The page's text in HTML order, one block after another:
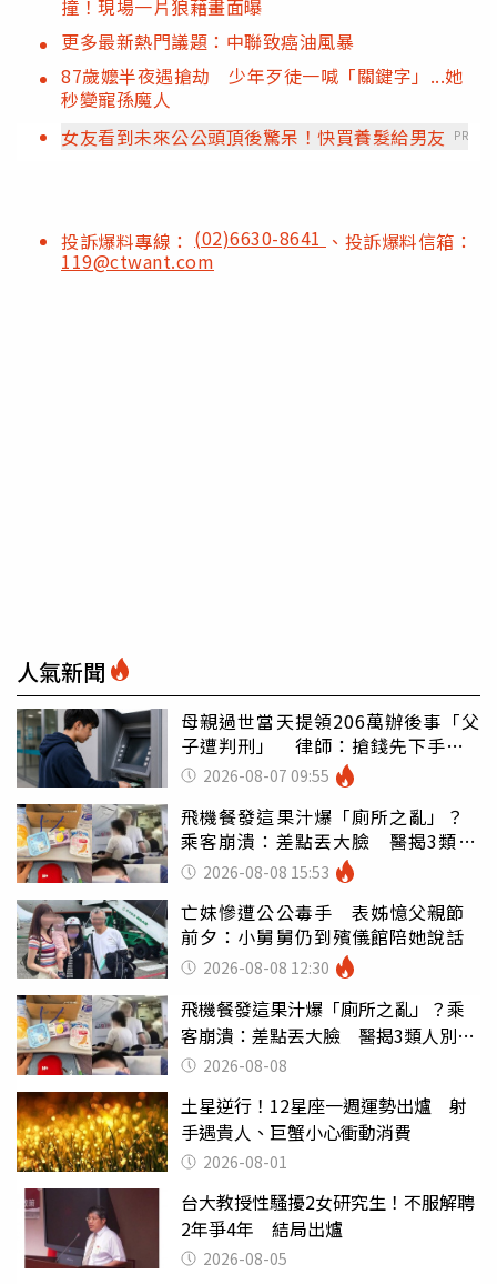
撞！現場一片狼藉畫面曝
更多最新熱門議題：中聯致癌油風暴
87歲嬤半夜遇搶劫 少年歹徒一喊「關鍵字」...她
秒變寵孫魔人
女友看到未來公公頭頂後驚呆！快買養髮給男友
PR
投訴爆料專線： (02)6630-8641 、投訴爆料信箱：
119@ctwant.com
人氣新聞
母親過世當天提領206萬辦後事「父
子遭判刑」 律師：搶錢先下手是
罪 2026-08-07 09:55
飛機餐發這果汁爆「廁所之亂」？
乘客崩潰：差點丟大臉 醫揭3類人
別亂喝
2026-08-08 15:53
亡妹慘遭公公毒手 表姊憶父親節
前夕：小舅舅仍到殯儀館陪她說話
2026-08-08 12:30
飛機餐發這果汁爆「廁所之亂」？乘
客崩潰：差點丟大臉 醫揭3類人別亂
喝 2026-08-08
土星逆行！12星座一週運勢出爐 射
手遇貴人、巨蟹小心衝動消費
2026-08-01
台大教授性騷擾2女研究生！不服解聘
2年爭4年 結局出爐
2026-08-05